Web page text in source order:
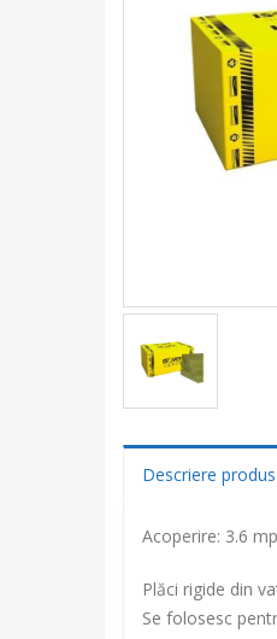
Descriere produs
Acoperire: 3.6
Plăci rigide din
Se folosesc